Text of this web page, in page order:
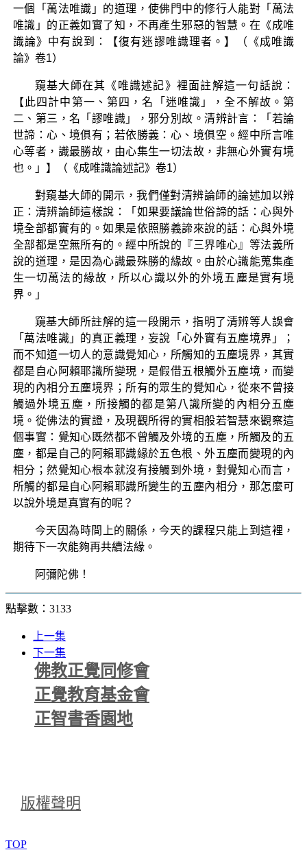
一個「萬法唯識」的道理，使佛門中的修行人能對「萬法
唯識」的正義如實了知，不再產生邪惡的智慧。在《成唯
識論》中有說到：【復有迷謬唯識理者。】（《成唯識
論》卷1）
窺基大師在其《唯識述記》裡面註解這一句話說：
【此四計中第一、第四，名「迷唯識」，全不解故。第
二、第三，名「謬唯識」，邪分別故。清辨計言：「若論
世諦：心、境俱有；若依勝義：心、境俱空。經中所言唯
心等者，識最勝故，由心集生一切法故，非無心外實有境
也。」】（《成唯識論述記》卷1）
對窺基大師的開示，我們僅對清辨論師的論述加以辨
正：清辨論師這樣說：「如果要議論世俗諦的話：心與外
境全部都實有的。如果是依照勝義諦來說的話：心與外境
全部都是空無所有的。經中所說的『三界唯心』等法義所
說的道理，是因為心識最殊勝的緣故。由於心識能蒐集產
生一切萬法的緣故，所以心識以外的外境五塵是實有境
界。」
窺基大師所註解的這一段開示，指明了清辨等人誤會
「萬法唯識」的真正義理，妄說「心外實有五塵境界」；
而不知道一切人的意識覺知心，所觸知的五塵境界，其實
都是自心阿賴耶識所變現，是假借五根觸外五塵境，而變
現的內相分五塵境界；所有的眾生的覺知心，從來不曾接
觸過外境五塵，所接觸的都是第八識所變的內相分五塵
境。從佛法的實證，及現觀所得的實相般若智慧來觀察這
個事實：覺知心既然都不曾觸及外境的五塵，所觸及的五
塵，都是自己的阿賴耶識緣於五色根、外五塵而變現的內
相分；然覺知心根本就沒有接觸到外境，對覺知心而言，
所觸的都是自心阿賴耶識所變生的五塵內相分，那怎麼可
以說外境是真實有的呢？
今天因為時間上的關係，今天的課程只能上到這裡，
期待下一次能夠再共續法緣。
阿彌陀佛！
點擊數：3133
上一集
下一集
佛教正覺同修會
正覺教育基金會
正智書香園地
版權聲明
TOP